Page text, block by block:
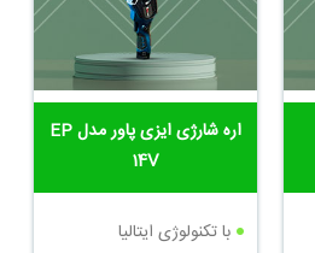
اره شارژی ایزی پاور مدل EP
14V
با تکنولوژی ایتالیا